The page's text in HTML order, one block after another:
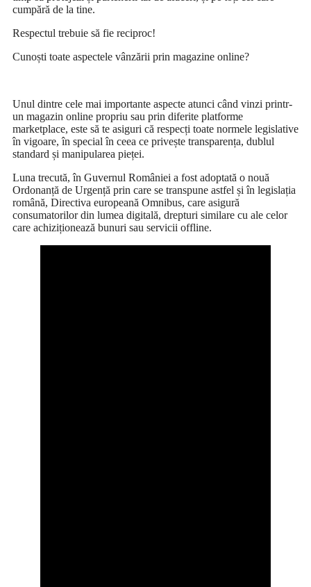
cumpără de la tine.
Respectul trebuie să fie reciproc!
Cunoști toate aspectele vânzării prin magazine online?
Unul dintre cele mai importante aspecte atunci când vinzi printr-
un magazin online propriu sau prin diferite platforme
marketplace, este să te asiguri că respecți toate normele legislative
în vigoare, în special în ceea ce privește transparența, dublul
standard și manipularea pieței.
Luna trecută, în Guvernul României a fost adoptată o nouă
Ordonanță de Urgență prin care se transpune astfel și în legislația
română, Directiva europeană Omnibus, care asigură
consumatorilor din lumea digitală, drepturi similare cu ale celor
care achiziționează bunuri sau servicii offline.